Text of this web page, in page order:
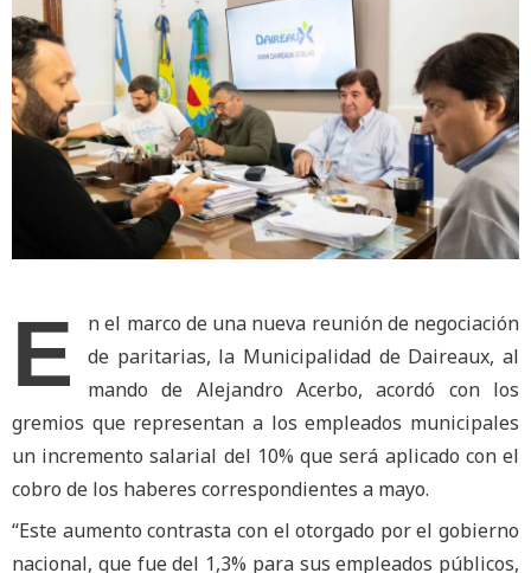
E
n el marco de una nueva reunión de negociación
de paritarias, la Municipalidad de Daireaux, al
mando de Alejandro Acerbo, acordó con los
gremios que representan a los empleados municipales
un incremento salarial del 10% que será aplicado con el
cobro de los haberes correspondientes a mayo.
“Este aumento contrasta con el otorgado por el gobierno
nacional, que fue del 1,3% para sus empleados públicos,